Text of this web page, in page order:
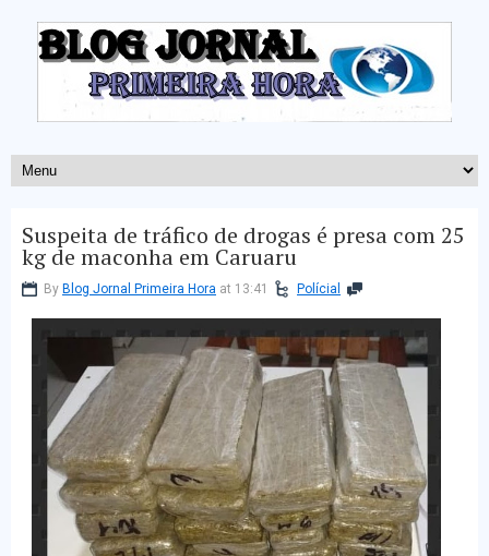
Suspeita de tráfico de drogas é presa com 25
kg de maconha em Caruaru
By Blog Jornal Primeira Hora at 13:41 Polícial